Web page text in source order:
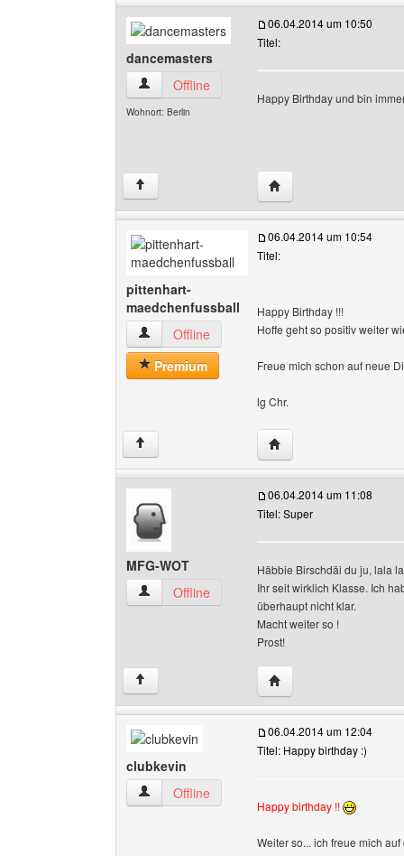
dancemasters
dancemasters Benutzer-Profile anzeigen
Offline
Wohnort: Berlin
06.04.2014 um 10:50
Titel:
Happy Birthday und bin
↑ Website dieses
pittenhart-
maedchenfussball
pittenhart-maedchenfussball Benutzer-Profile
Offline
Premium
06.04.2014 um 10:54
Titel:
Happy Birthday !!!
Hoffe geht so positiv weiter
Freue mich schon auf neue
lg Chr.
↑ Website dieses
MFG-WOT
MFG-WOT Benutzer-Profile anzeigen
Offline
06.04.2014 um 11:08
Titel: Super
Häbbie Birschdäi du ju, lala
Ihr seit wirklich Klasse. Ich
überhaupt nicht klar.
Macht weiter so !
Prost!
↑ Website dieses
clubkevin
clubkevin Benutzer-Profile anzeigen
Offline
06.04.2014 um 12:04
Titel: Happy birthday :)
Happy birthday !!
Weiter so... ich freue mich